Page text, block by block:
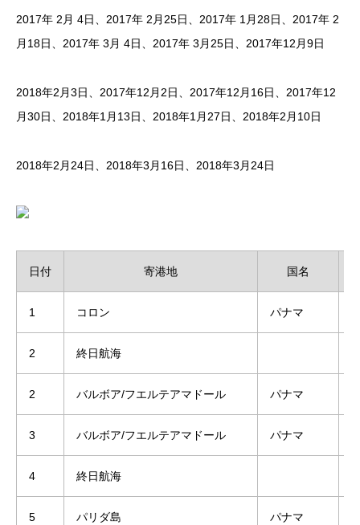
2017年 2月 4日、2017年 2月25日、2017年 1月28日、2017年 2
月18日、2017年 3月 4日、2017年 3月25日、2017年12月9日​
​2018年2月3日、2017年12月2日、2017年12月16日、2017年12
月30日、​2018年1月13日、2018年1月27日、2018年2月10日
2018年2月24日、2018年3月16日、​2018年3月24日
日付 寄港地 国名
1 コロン パナマ
2 終日航海
2 バルボア/フエルテアマドール パナマ
3 バルボア/フエルテアマドール パナマ
4 終日航海
5 パリダ島 パナマ